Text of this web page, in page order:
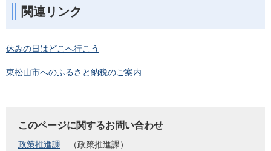
関連リンク
休みの日はどこへ行こう
東松山市へのふるさと納税のご案内
このページに関するお問い合わせ
政策推進課
政策推進課